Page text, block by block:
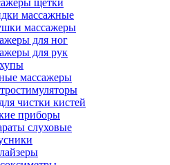
щетки
массажные
массажеры
для ног
для рук
массажеры
чистки кистей
приборы
слуховые